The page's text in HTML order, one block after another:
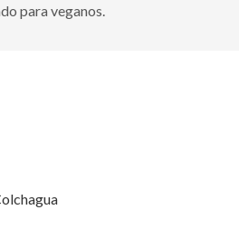
para veganos.